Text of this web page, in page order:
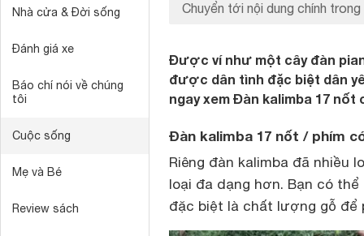
Nhà cửa & Đời sống
Đánh giá xe
Báo chí nói về chúng
tôi
Cuộc sống
Mẹ và Bé
Review sách
Chuyển tới nội dung chính trong
Được ví như một cây đàn
được dân tình đặc biệt dân
ngay xem Đàn kalimba 17 nốt
Đàn kalimba 17 nốt / phím
Riêng đàn kalimba đã nhiều
loại đa dạng hơn. Bạn có
đặc biệt là chất lượng gỗ để